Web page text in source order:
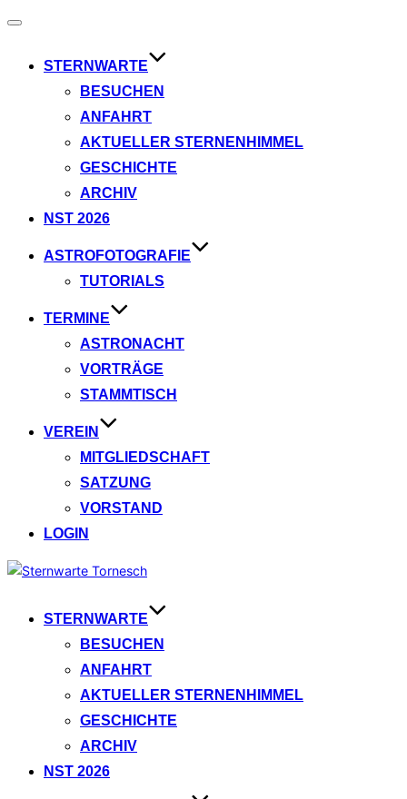
Navigation
STERNWARTE
BESUCHEN
ANFAHRT
AKTUELLER STERNENHIMMEL
GESCHICHTE
ARCHIV
NST 2026
ASTROFOTOGRAFIE
TUTORIALS
TERMINE
ASTRONACHT
VORTRÄGE
STAMMTISCH
VEREIN
MITGLIEDSCHAFT
SATZUNG
VORSTAND
LOGIN
Zum
springenSTERNWARTE
BESUCHEN
ANFAHRT
AKTUELLER STERNENHIMMEL
GESCHICHTE
ARCHIV
NST 2026